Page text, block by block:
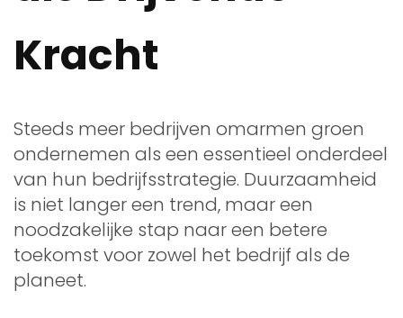
Kracht
Steeds meer bedrijven omarmen groen
ondernemen als een essentieel onderdeel
van hun bedrijfsstrategie. Duurzaamheid
is niet langer een trend, maar een
noodzakelijke stap naar een betere
toekomst voor zowel het bedrijf als de
planeet.